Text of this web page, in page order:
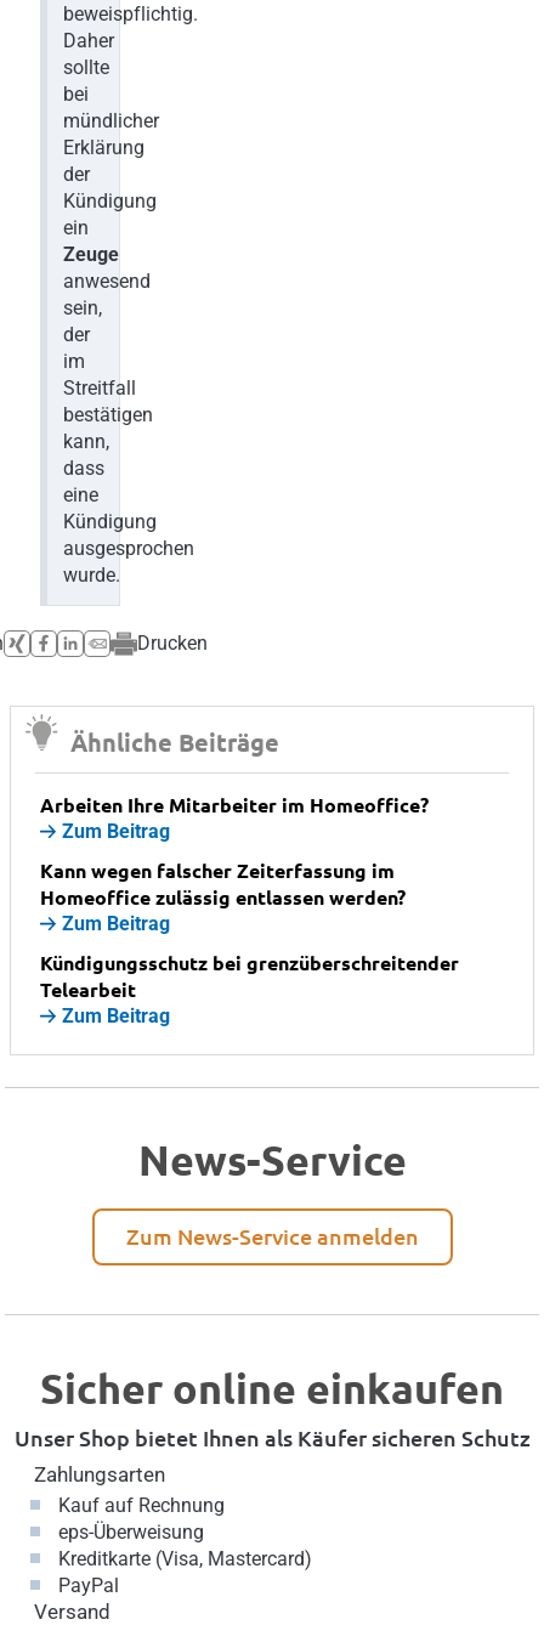
beweispflichtig.
Daher
sollte
bei
mündlicher
Erklärung
der
Kündigung
ein
Zeuge
anwesend
sein,
der
im
Streitfall
bestätigen
kann,
dass
eine
Kündigung
ausgesprochen
wurde.
Drucken
Ähnliche Beiträge
Arbeiten Ihre Mitarbeiter im Homeoffice?
Zum Beitrag
Kann wegen falscher Zeiterfassung im
Homeoffice zulässig entlassen werden?
Zum Beitrag
Kündigungsschutz bei grenzüberschreitender
Telearbeit
Zum Beitrag
News-Service
Zum News-Service anmelden
Sicher online einkaufen
Unser Shop bietet Ihnen als Käufer sicheren Schutz
Zahlungsarten
Kauf auf Rechnung
eps-Überweisung
Kreditkarte (Visa, Mastercard)
PayPal
Versand